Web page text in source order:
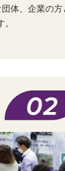
体、企業の